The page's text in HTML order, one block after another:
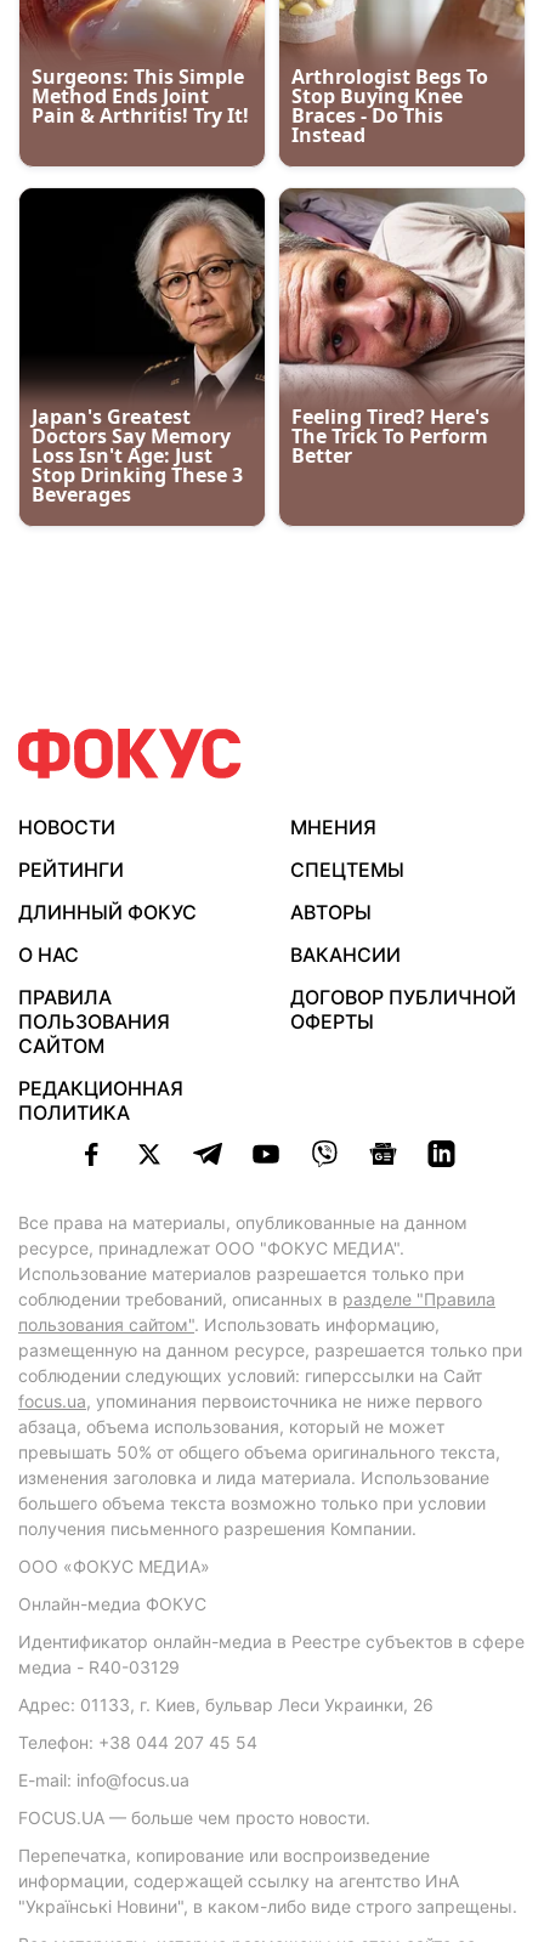
НОВОСТИ
МНЕНИЯ
РЕЙТИНГИ
СПЕЦТЕМЫ
ДЛИННЫЙ ФОКУС
АВТОРЫ
О НАС
ВАКАНСИИ
ПРАВИЛА
ПОЛЬЗОВАНИЯ
САЙТОМ
ДОГОВОР ПУБЛИЧНОЙ
ОФЕРТЫ
РЕДАКЦИОННАЯ
ПОЛИТИКА
Все права на материалы, опубликованные на данном
ресурсе, принадлежат ООО "ФОКУС МЕДИА".
Использование материалов разрешается только при
соблюдении требований, описанных в разделе "Правила
пользования сайтом". Использовать информацию,
размещенную на данном ресурсе, разрешается только при
соблюдении следующих условий: гиперссылки на Сайт
focus.ua, упоминания первоисточника не ниже первого
абзаца, объема использования, который не может
превышать 50% от общего объема оригинального текста,
изменения заголовка и лида материала. Использование
большего объема текста возможно только при условии
получения письменного разрешения Компании.
ООО «ФОКУС МЕДИА»
Онлайн-медиа ФОКУС
Идентификатор онлайн-медиа в Реестре субъектов в сфере
медиа - R40-03129
Адрес: 01133, г. Киев, бульвар Леси Украинки, 26
Телефон: +38 044 207 45 54
E-mail: info@focus.ua
FOCUS.UA — больше чем просто новости.
Перепечатка, копирование или воспроизведение
информации, содержащей ссылку на агентство ИнА
"Українські Новини", в каком-либо виде строго запрещены.